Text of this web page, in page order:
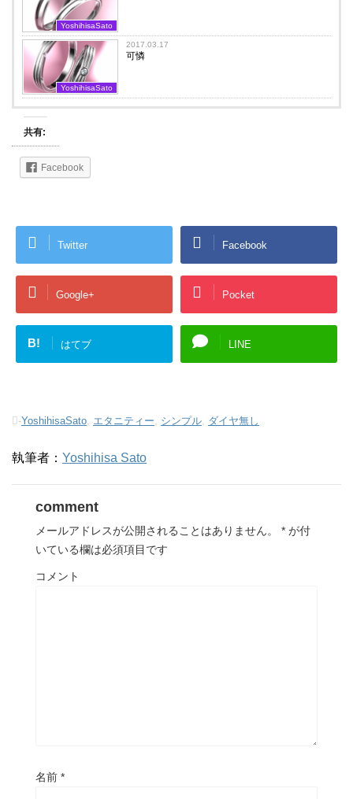
YoshihisaSato
YoshihisaSato
2017.03.17
可憐
共有:
Facebook
Twitter Facebook
Google+ Pocket
B! はてブ LINE
-YoshihisaSato, エタニティー, シンプル, ダイヤ無し
執筆者： Yoshihisa Sato
comment
メールアドレスが公開されることはありません。 * が付
いている欄は必須項目です
コメント
名前 *